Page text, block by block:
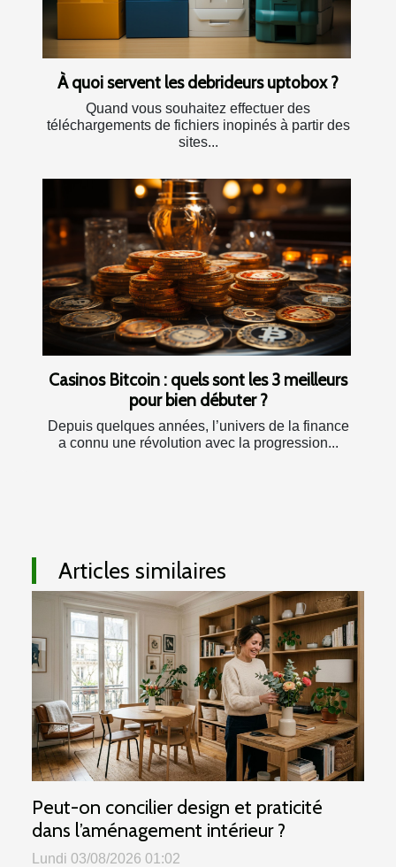
À quoi servent les debrideurs uptobox ?
Quand vous souhaitez effectuer des
téléchargements de fichiers inopinés à partir des
sites...
Casinos Bitcoin : quels sont les 3 meilleurs
pour bien débuter ?
Depuis quelques années, l’univers de la finance
a connu une révolution avec la progression...
Articles similaires
Peut-on concilier design et praticité
dans l’aménagement intérieur ?
Lundi 03/08/2026 01:02